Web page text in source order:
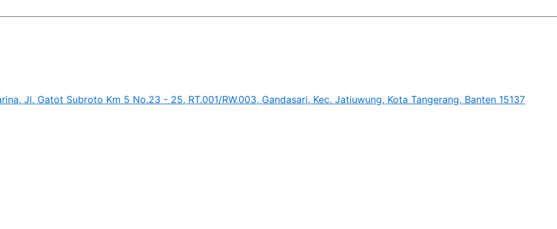
Jl. Gatot Subroto Km 5 No.23 - 25, RT.001/RW.003, Gandasari, Kec. Jatiuwung, Kota Tangerang, Banten 15137